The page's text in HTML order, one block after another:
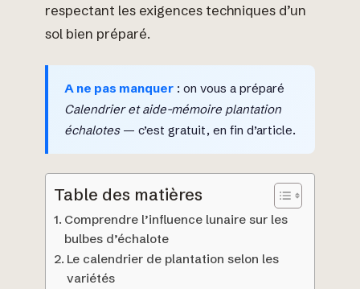
respectant les exigences techniques d’un
sol bien préparé.
A ne pas manquer : on vous a préparé
Calendrier et aide-mémoire plantation
échalotes— c’est gratuit, en fin d’article.
Table des matières
Comprendre l’influence lunaire sur les
bulbes d’échalote
Le calendrier de plantation selon les
variétés